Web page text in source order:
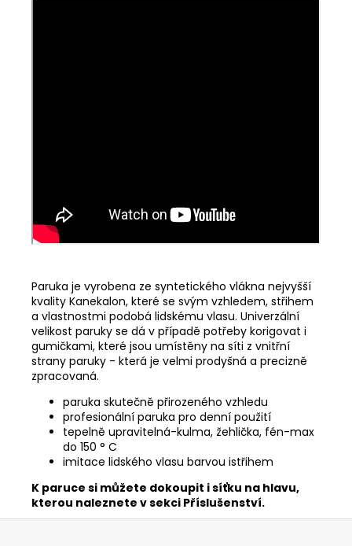
Paruka je vyrobena ze syntetického vlákna nejvyšší
kvality Kanekalon, které se svým vzhledem, střihem
a vlastnostmi podobá lidskému vlasu. Univerzální
velikost paruky se dá v případě potřeby korigovat i
gumičkami, které jsou umístěny na síti z vnitřní
strany paruky - která je velmi prodyšná a precizně
zpracovaná.
paruka skutečně přirozeného vzhledu
profesionální paruka pro denní použití
tepelně upravitelná-kulma, žehlička, fén-max
do 150 ° C
imitace lidského vlasu barvou istřihem
K paruce si můžete dokoupit i síťku na hlavu,
kterou naleznete v sekci Příslušenství.
Z